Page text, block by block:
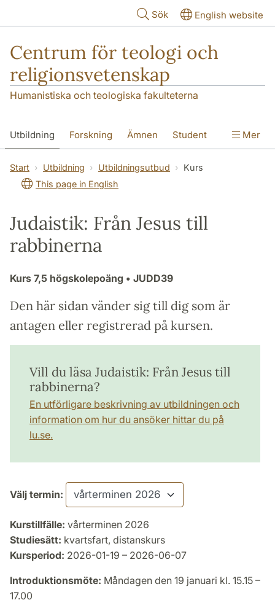
Sök English website
Centrum för teologi och
religionsvetenskap
Humanistiska och teologiska fakulteterna
Utbildning Forskning Ämnen Student
Institutionen
Mer
Start Utbildning Utbildningsutbud
Kurs
This page in English
Judaistik: Från Jesus till
rabbinerna
Kurs 7,5 högskolepoäng • JUDD39
Den här sidan vänder sig till dig som är
antagen eller registrerad på kursen.
Vill du läsa Judaistik: Från Jesus till
rabbinerna?
En utförligare beskrivning av utbildningen och
information om hur du ansöker hittar du på
lu.se.
Välj termin:
Kurstillfälle: vårterminen 2026
Studiesätt: kvartsfart, distanskurs
Kursperiod: 2026-01-19 – 2026-06-07
Introduktionsmöte: Måndagen den 19 januari kl. 15.15 –
17.00